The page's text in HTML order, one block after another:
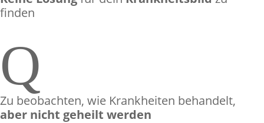
finden
Q
Zu beobachten, wie Krankheiten behandelt,
aber nicht geheilt werden